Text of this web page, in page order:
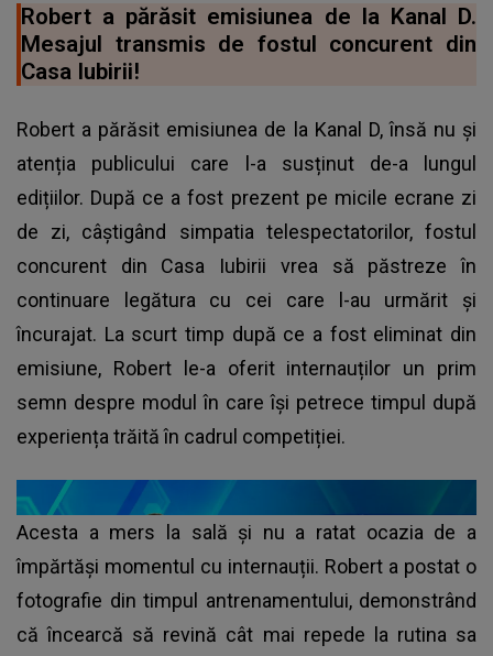
Robert a părăsit emisiunea de la Kanal D.
Mesajul transmis de fostul concurent din
Casa Iubirii!
Robert a părăsit emisiunea de la Kanal D, însă nu și
atenția publicului care l-a susținut de-a lungul
edițiilor. După ce a fost prezent pe micile ecrane zi
de zi, câștigând simpatia telespectatorilor, fostul
concurent din Casa Iubirii vrea să păstreze în
continuare legătura cu cei care l-au urmărit și
încurajat. La scurt timp după ce a fost eliminat din
emisiune, Robert le-a oferit internauților un prim
semn despre modul în care își petrece timpul după
experiența trăită în cadrul competiției.
Acesta a mers la sală și nu a ratat ocazia de a
împărtăși momentul cu internauții. Robert a postat o
fotografie din timpul antrenamentului, demonstrând
că încearcă să revină cât mai repede la rutina sa